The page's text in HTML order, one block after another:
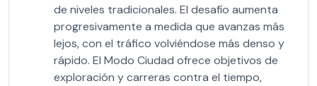
de niveles tradicionales. El desafío aumenta
progresivamente a medida que avanzas más
lejos, con el tráfico volviéndose más denso y
rápido. El Modo Ciudad ofrece objetivos de
exploración y carreras contra el tiempo,